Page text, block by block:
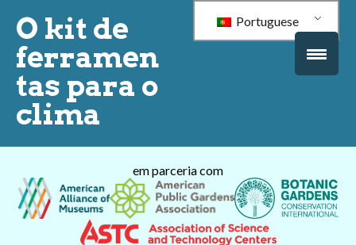
O kit de
ferramen
tas para o
clima
Portuguese
em parceria com